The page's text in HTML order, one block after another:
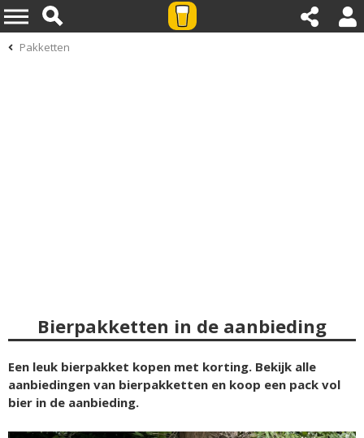
Pakketten
Bierpakketten in de aanbieding
Een leuk bierpakket kopen met korting. Bekijk alle
aanbiedingen van bierpakketten en koop een pack vol
bier in de aanbieding.